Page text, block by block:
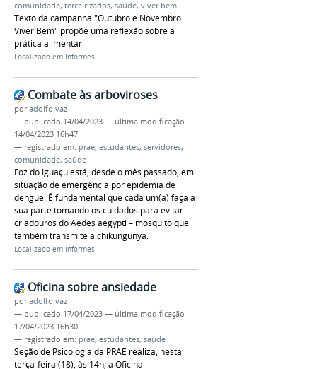
comunidade, terceirizados, saúde, viver bem
Texto da campanha "Outubro e Novembro
Viver Bem" propõe uma reflexão sobre a
prática alimentar
Localizado em Informes
Combate às arboviroses
poradolfo.vaz
— publicado 14/04/2023 — última modificação
14/04/2023 16h47
— registrado em: prae, estudantes, servidores,
comunidade, saúde
Foz do Iguaçu está, desde o mês passado, em
situação de emergência por epidemia de
dengue. É fundamental que cada um(a) faça a
sua parte tomando os cuidados para evitar
criadouros do Aedes aegypti – mosquito que
também transmite a chikungunya.
Localizado em Informes
Oficina sobre ansiedade
poradolfo.vaz
— publicado 17/04/2023 — última modificação
17/04/2023 16h30
— registrado em: prae, estudantes, saúde
Seção de Psicologia da PRAE realiza, nesta
terça-feira (18), às 14h, a Oficina